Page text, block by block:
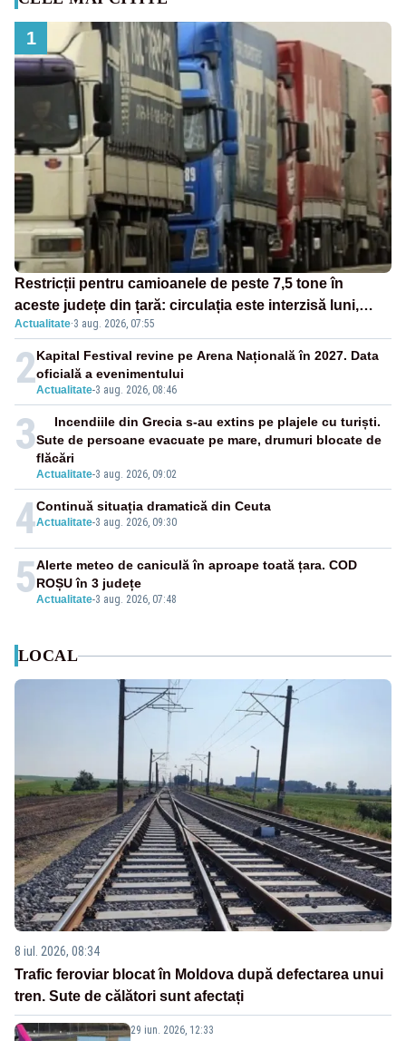
1
Restricții pentru camioanele de peste 7,5 tone în
aceste județe din țară: circulația este interzisă luni,
între orele 12:00 și 20:00
Actualitate·3 aug. 2026, 07:55
2Actualitate-3 aug. 2026, 08:46
Kapital Festival revine pe Arena Națională în 2027. Data
oficială a evenimentului
3
Actualitate-3 aug. 2026, 09:02
Incendiile din Grecia s-au extins pe plajele cu turiști.
Sute de persoane evacuate pe mare, drumuri blocate de
flăcări
4Actualitate-3 aug. 2026, 09:30
Continuă situația dramatică din Ceuta
5Actualitate-3 aug. 2026, 07:48
Alerte meteo de caniculă în aproape toată țara. COD
ROȘU în 3 județe
LOCAL
8 iul. 2026, 08:34
Trafic feroviar blocat în Moldova după defectarea unui
tren. Sute de călători sunt afectați
29 iun. 2026, 12:33